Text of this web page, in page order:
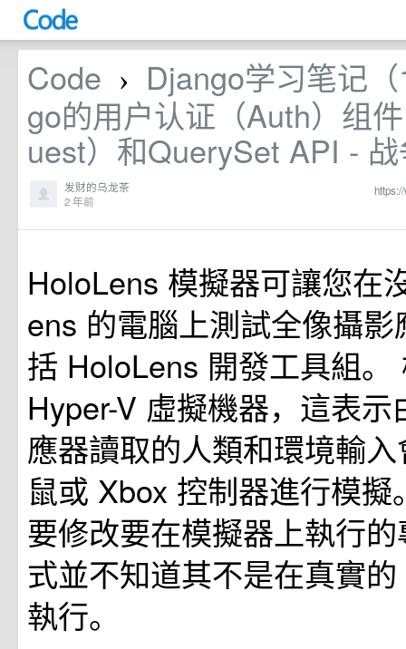
Code ›
Django学习笔记
go的用户认证（Auth）组
uest）和QuerySet API -
发财的乌龙茶
2 年前
HoloLens 模擬器可讓您在
ens 的電腦上測試全像攝
括 HoloLens 開發工具組。
Hyper-V 虛擬機器，這表
應器讀取的人類和環境輸
鼠或 Xbox 控制器進行模
要修改要在模擬器上執行
式並不知道其不是在真實
執行。